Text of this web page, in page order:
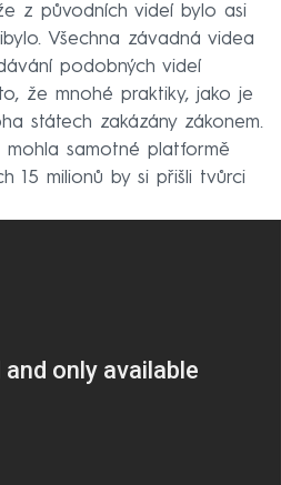
z původních videí bylo asi
Všechna závadná videa
podobných videí
že mnohé praktiky, jako je
státech zakázány zákonem.
samotné platformě
15 milionů by si přišli tvůrci